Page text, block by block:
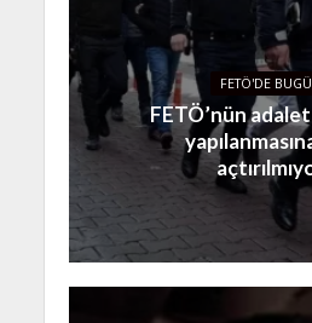
FETÖ'DE
FETÖ’nün